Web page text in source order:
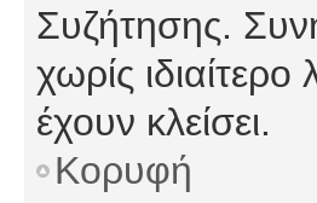
Συζήτησης.
χωρίς
έχουν κλείσει.
Κορυφή